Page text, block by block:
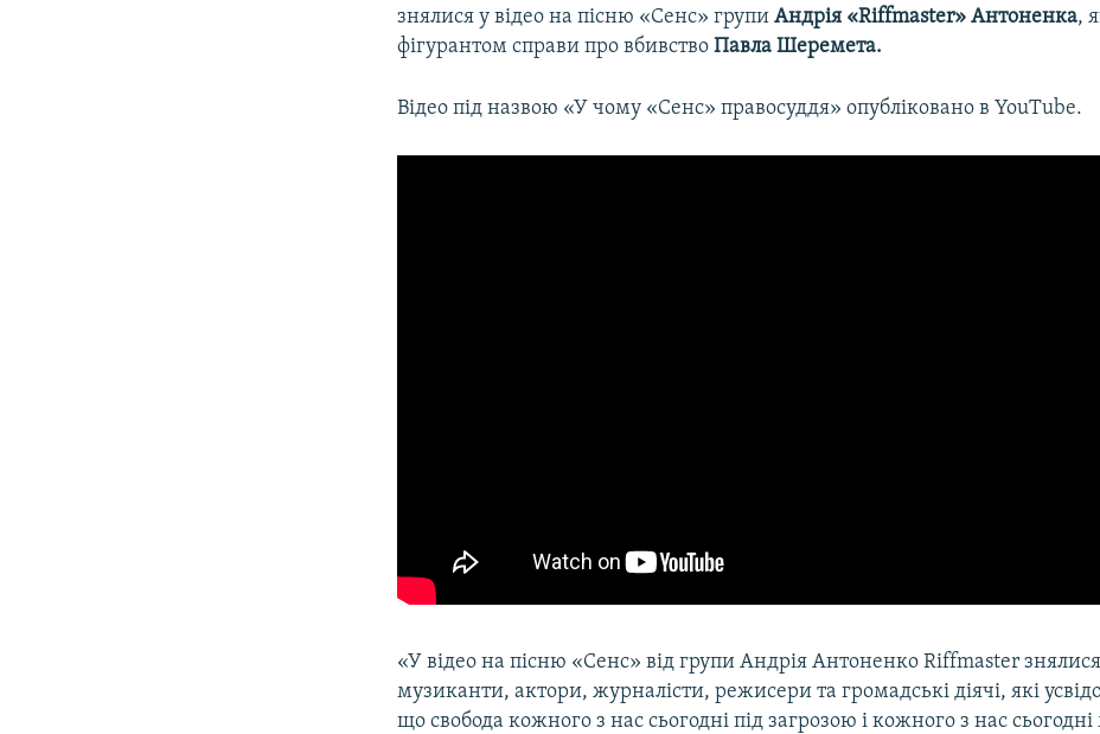
знялися у відео на пісню «Сенс» групиАндрія «Riffmaster» Антоненка,
фігурантом справи про вбивствоПавла Шеремета.
Відео під назвою «У чому «Сенс» правосуддя» опубліковано в YouTube.
«У відео на пісню «Сенс» від групи Андрія Антоненко Riffmaster знялися
музиканти, актори, журналісти, режисери та громадські діячі, які
що свобода кожного з нас сьогодні під загрозою і кожного з нас